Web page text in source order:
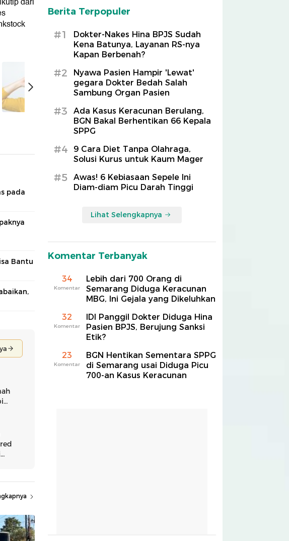
pada
Bantu
Berita Terpopuler
#1
Dokter-Nakes Hina BPJS Sudah
Kena Batunya, Layanan RS-nya
Kapan Berbenah?
#2
Nyawa Pasien Hampir 'Lewat'
gegara Dokter Bedah Salah
Sambung Organ Pasien
#3
Ada Kasus Keracunan Berulang,
BGN Bakal Berhentikan 66 Kepala
SPPG
#4
9 Cara Diet Tanpa Olahraga,
Solusi Kurus untuk Kaum Mager
#5
Awas! 6 Kebiasaan Sepele Ini
Diam-diam Picu Darah Tinggi
Lihat Selengkapnya
Komentar Terbanyak
34
Komentar
Lebih dari 700 Orang di
Semarang Diduga Keracunan
MBG, Ini Gejala yang Dikeluhkan
32
Komentar
IDI Panggil Dokter Diduga Hina
Pasien BPJS, Berujung Sanksi
Etik?
23
Komentar
BGN Hentikan Sementara SPPG
di Semarang usai Diduga Picu
700-an Kasus Keracunan